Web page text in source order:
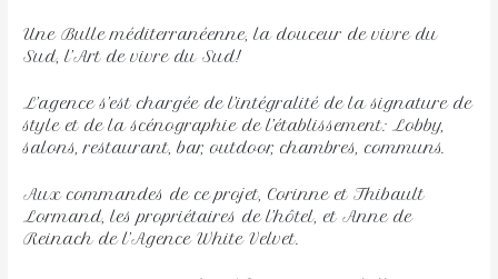
Une Bulle méditerranéenne, la douceur de vivre du
Sud, l’Art de vivre du Sud!
L’agence s’est chargée de l’intégralité de la signature de
style et de la scénographie de l’établissement: Lobby,
salons, restaurant, bar, outdoor, chambres, communs.
Aux commandes de ce projet, Corinne et Thibault
Lormand, les propriétaires de l’hôtel, et Anne de
Reinach de l’Agence White Velvet.